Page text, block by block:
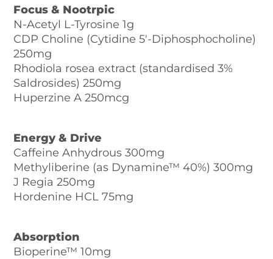
Focus & Nootrpic
N-Acetyl L-Tyrosine 1g
CDP Choline (Cytidine 5′-Diphosphocholine)
250mg
Rhodiola rosea extract (standardised 3%
Saldrosides) 250mg
Huperzine A 250mcg
Energy & Drive
Caffeine Anhydrous 300mg
Methyliberine (as Dynamine™ 40%) 300mg
J Regia 250mg
Hordenine HCL 75mg
Absorption
Bioperine™ 10mg